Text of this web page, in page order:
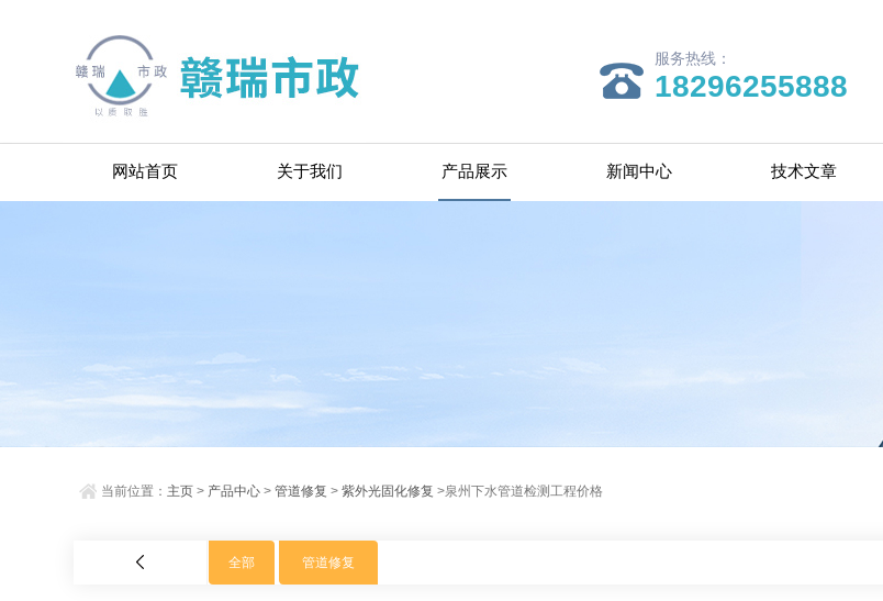
服务热线：
18296255888
网站首页 关于我们 产品展示 新闻中心 技术文章
当前位置： 主页 > 产品中心 >管道修复 >紫外光固化修复 >泉州下水管道检测工程价格
全部 管道修复